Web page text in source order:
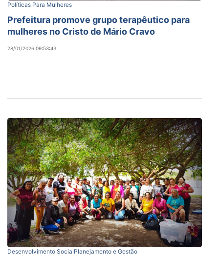
Políticas Para Mulheres
Prefeitura promove grupo terapêutico para
mulheres no Cristo de Mário Cravo
28/01/2026 09:53:43
Desenvolvimento SocialPlanejamento e Gestão